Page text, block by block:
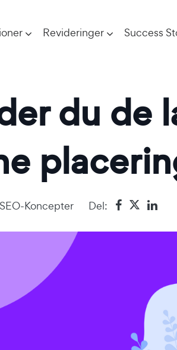
Revideringer Success
du de
SEO-Koncepter Del: